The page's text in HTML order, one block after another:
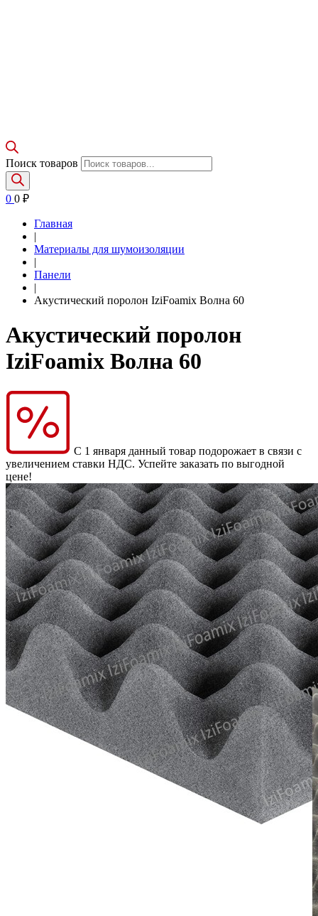
Поиск товаров
0 0 ₽
Главная
|
Материалы для шумоизоляции
|
Панели
|
Акустический поролон IziFoamix Волна 60
Акустический поролон
IziFoamix Волна 60
С 1 января данный товар подорожает в связи с
увеличением ставки НДС. Успейте заказать по выгодной
цене!